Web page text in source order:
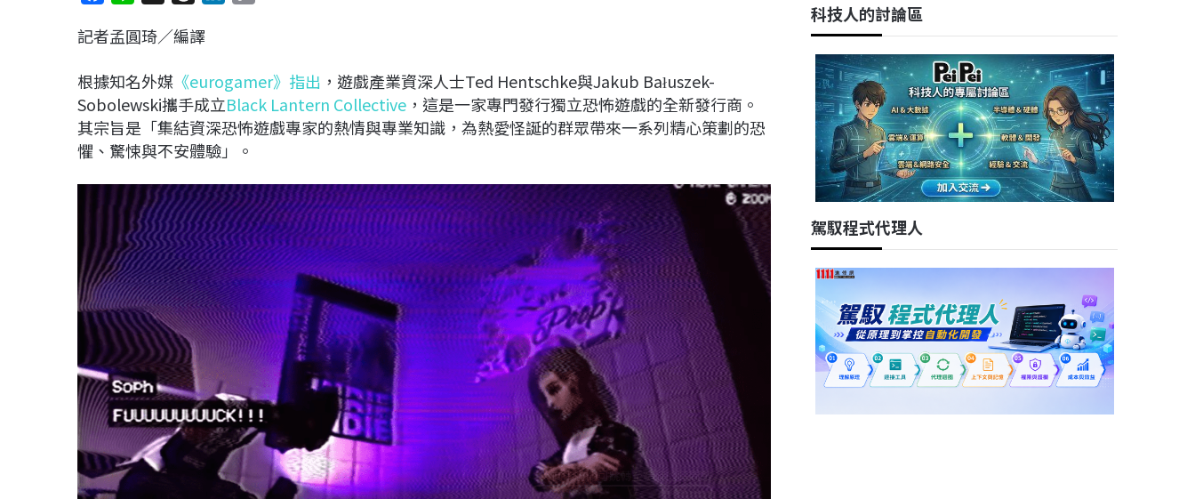
c
b
o
o
k
n
r
a
d
s
e
d
I
n
L
i
n
記者孟圓琦／編譯
根據知名外媒 《eurogamer》指出 ，遊戲產業資深人士Ted Hentschke與Jakub Bałuszek-
Sobolewski攜手成立Black Lantern Collective ，這是一家專門發行獨立恐怖遊戲的全新發行商。
其宗旨是「集結資深恐怖遊戲專家的熱情與專業知識，為熱愛怪誕的群眾帶來一系列精心策劃的恐
懼、驚悚與不安體驗」。
科技人的討論區
駕馭程式代理人